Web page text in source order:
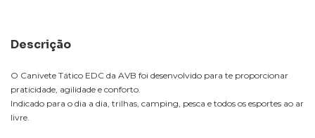
Descrição
O Canivete Tático EDC da AVB foi desenvolvido para te proporcionar
praticidade, agilidade e conforto.
Indicado para o dia a dia, trilhas, camping, pesca e todos os esportes ao ar
livre.